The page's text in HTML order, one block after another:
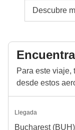
Descubre
Para este viaje,
desde estos
Llegada
Bucharest (BUH)